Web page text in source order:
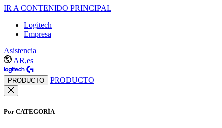
IR A CONTENIDO PRINCIPAL
Logitech
Empresa
Asistencia
AR,es
PRODUCTO PRODUCTO
Por CATEGORÍA